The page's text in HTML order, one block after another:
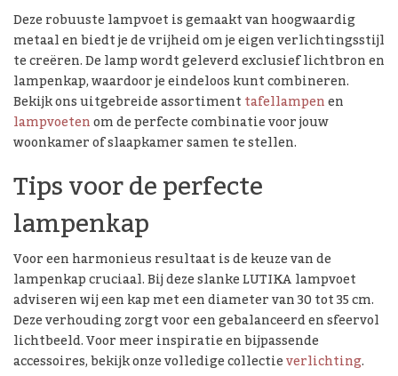
Deze robuuste lampvoet is gemaakt van hoogwaardig
metaal en biedt je de vrijheid om je eigen verlichtingsstijl
te creëren. De lamp wordt geleverd exclusief lichtbron en
lampenkap, waardoor je eindeloos kunt combineren.
Bekijk ons uitgebreide assortimenttafellampenen
lampvoetenom de perfecte combinatie voor jouw
woonkamer of slaapkamer samen te stellen.
Tips voor de perfecte
lampenkap
Voor een harmonieus resultaat is de keuze van de
lampenkap cruciaal. Bij deze slanke LUTIKA lampvoet
adviseren wij een kap met een diameter van 30 tot 35 cm.
Deze verhouding zorgt voor een gebalanceerd en sfeervol
lichtbeeld. Voor meer inspiratie en bijpassende
accessoires, bekijk onze volledige collectieverlichting.